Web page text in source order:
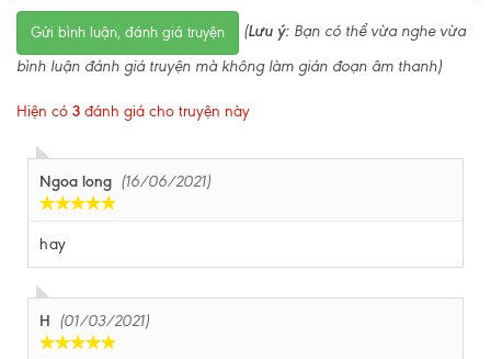
Gửi bình luận, đánh giá truyện (Lưu ý: Bạn có thể vừa nghe vừa
bình luận đánh giá truyện mà không làm gián đoạn âm thanh)
Hiện có 3 đánh giá cho truyện này
Ngoa long (16/06/2021)
hay
H (01/03/2021)